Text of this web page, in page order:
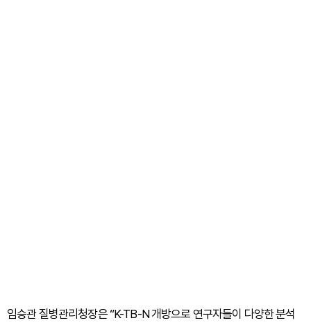
임승관 질병관리청장은 “K-TB-N 개방으로 연구자들이 다양한 분석